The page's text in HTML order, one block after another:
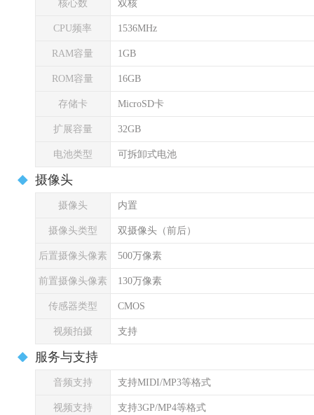
核心数 双核
CPU频率 1536MHz
RAM容量 1GB
ROM容量 16GB
存储卡 MicroSD卡
扩展容量 32GB
电池类型 可拆卸式电池
摄像头
摄像头 内置
摄像头类型 双摄像头（前后）
后置摄像头像素 500万像素
前置摄像头像素 130万像素
传感器类型 CMOS
视频拍摄 支持
服务与支持
音频支持 支持MIDI/MP3等格式
视频支持 支持3GP/MP4等格式